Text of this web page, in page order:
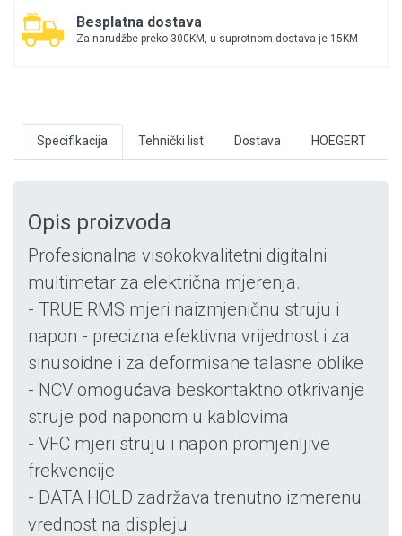
Besplatna dostava
Za narudžbe preko 300KM, u suprotnom dostava je 15KM
Specifikacija Tehnički list Dostava HOEGERT
Opis proizvoda
Profesionalna visokokvalitetni digitalni
multimetar za električna mjerenja.
- TRUE RMS mjeri naizmjeničnu struju i
napon - precizna efektivna vrijednost i za
sinusoidne i za deformisane talasne oblike
- NCV omogućava beskontaktno otkrivanje
struje pod naponom u kablovima
- VFC mjeri struju i napon promjenljive
frekvencije
- DATA HOLD zadržava trenutno izmerenu
vrednost na displeju